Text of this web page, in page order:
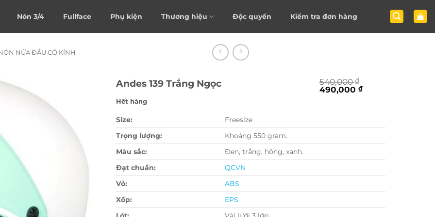
Nón 3/4 Fullface Phụ kiện Thương hiệu Độc quyền Kiểm tra đơn hàng
NỬA ĐẦU CÓ KÍNH
Andes 139 Trắng Ngọc 540,000₫
Giá
490,000 ₫Giá
Hết hàng
Size:
Freesize
Trọng lượng:
Khoảng 550 gram.
Màu sắc:
Đen, trắng, hồng, xanh.
Đạt chuẩn:
QCVN
Vỏ:
ABS
Xốp:
EPS